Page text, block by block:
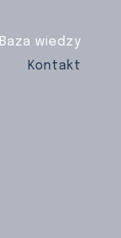
Baza wiedzy
Kontakt